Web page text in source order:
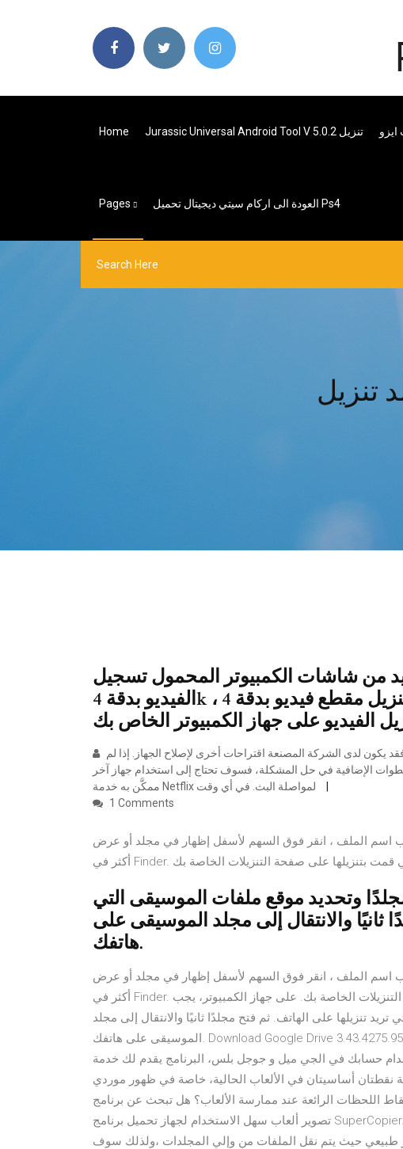
Home Jurassic Universal Android Tool V 5.0.2 تنزيل
Pages العودة الى اركام سيتي ديجيتال تحميل Ps4
من شاشات الكمبيوتر المحمول تسجيل
الفيديو بدقة 4k ، مما يعني أن تنزيل مقطع فيديو بدقة 4k لا معنى له نسبيًا.
الإضافية في حل المشكلة، فسوف تحتاج إلى استخدام جهاز آخر
1 Comments
اسم الملف ، انقر فوق السهم لأسفل إظهار في مجلد أو عرض
وتحديد موقع ملفات الموسيقى التي
ثانيًا والانتقال إلى مجلد الموسيقى على
هاتفك.
اسم الملف ، انقر فوق السهم لأسفل إظهار في مجلد أو عرض
أكثر في Finder. يتم أيضًا إدراج الملفات التي قمت بتنزيلها على صفحة التنزيلات الخاصة بك. على جهاز الكمبيوتر، يجب
تنزيلها على الهاتف. ثم فتح مجلدًا ثانيًا والانتقال إلى مجلد
الموسيقى على هاتفك. Download Google Drive 3.43.4275.9540 برنامج جوجل درايف تطبيق مجاني يتيح لك تخزين
حسابك في الجي ميل و جوجل بلس، البرنامج يقدم لك خدمة
نقطتان أساسيتان في الألعاب الحالية، خاصة في ظهور موردي
اللحظات الرائعة عند ممارسة الألعاب؟ هل تبحث عن برنامج
تصوير ألعاب سهل الاستخدام لجهاز تحميل برنامج SuperCopier. إن عملية نقل الملفات على جهاز الكمبيوتر من الأمور
طبيعي حيث يتم نقل الملفات من وإلي المجلدات ،ولذلك سوف